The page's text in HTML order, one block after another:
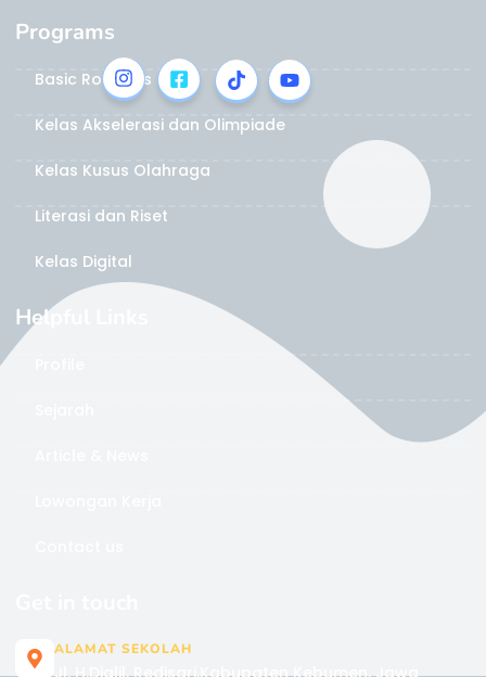
Programs
Basic Robotics
Kelas Akselerasi dan Olimpiade
Kelas Kusus Olahraga
Literasi dan Riset
Kelas Digital
Helpful Links
ALAMAT SEKOLAH
Jl. H.Djalil, Redisari,Kabupaten Kebumen, Jawa